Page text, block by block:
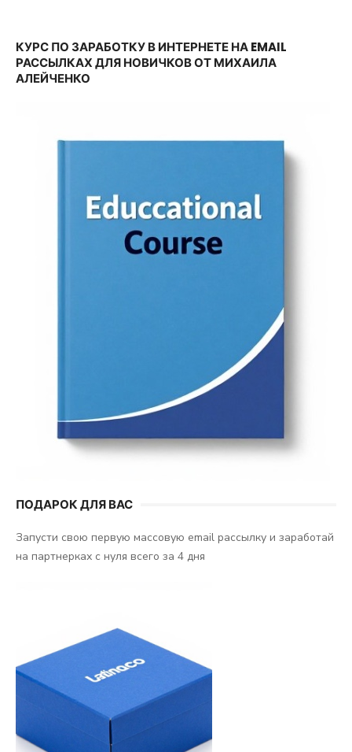
КУРС ПО ЗАРАБОТКУ В ИНТЕРНЕТЕ НА EMAIL
РАССЫЛКАХ ДЛЯ НОВИЧКОВ ОТ МИХАИЛА
АЛЕЙЧЕНКО
ПОДАРОК ДЛЯ ВАС
Запусти свою первую массовую email рассылку и заработай
на партнерках с нуля всего за 4 дня